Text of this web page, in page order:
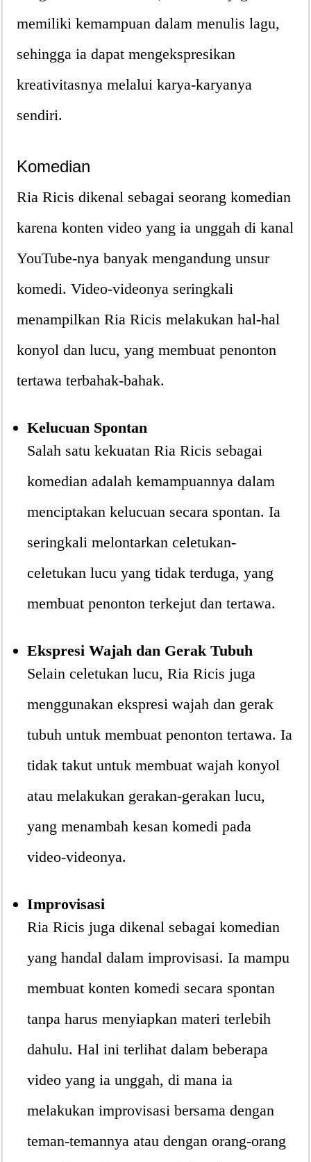
memiliki kemampuan dalam menulis lagu,
sehingga ia dapat mengekspresikan
kreativitasnya melalui karya-karyanya
sendiri.
Komedian
Ria Ricis dikenal sebagai seorang komedian
karena konten video yang ia unggah di kanal
YouTube-nya banyak mengandung unsur
komedi. Video-videonya seringkali
menampilkan Ria Ricis melakukan hal-hal
konyol dan lucu, yang membuat penonton
tertawa terbahak-bahak.
Kelucuan Spontan
Salah satu kekuatan Ria Ricis sebagai
komedian adalah kemampuannya dalam
menciptakan kelucuan secara spontan. Ia
seringkali melontarkan celetukan-
celetukan lucu yang tidak terduga, yang
membuat penonton terkejut dan tertawa.
Ekspresi Wajah dan Gerak Tubuh
Selain celetukan lucu, Ria Ricis juga
menggunakan ekspresi wajah dan gerak
tubuh untuk membuat penonton tertawa. Ia
tidak takut untuk membuat wajah konyol
atau melakukan gerakan-gerakan lucu,
yang menambah kesan komedi pada
video-videonya.
Improvisasi
Ria Ricis juga dikenal sebagai komedian
yang handal dalam improvisasi. Ia mampu
membuat konten komedi secara spontan
tanpa harus menyiapkan materi terlebih
dahulu. Hal ini terlihat dalam beberapa
video yang ia unggah, di mana ia
melakukan improvisasi bersama dengan
teman-temannya atau dengan orang-orang